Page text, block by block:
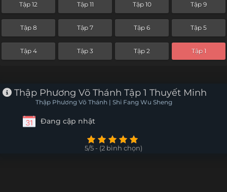
Tập 12 Tập 11 Tập 10 Tập 9
Tập 8 Tập 7 Tập 6 Tập 5
Tập 4 Tập 3 Tập 2 Tập 1
Thập Phương Võ Thánh Tập 1 Thuyết Minh
Thập Phương Võ Thánh | Shi Fang Wu Sheng
Đang cập nhật
5/5 - (2 bình chọn)